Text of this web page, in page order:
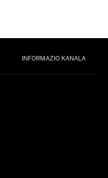
INFORMAZIO KANALA